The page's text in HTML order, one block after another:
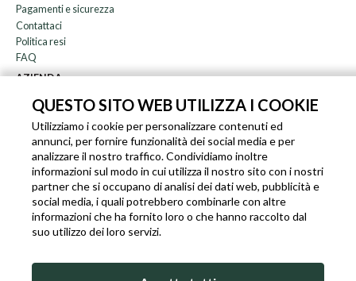
QUESTO SITO WEB UTILIZZA I COOKIE
Utilizziamo i cookie per personalizzare contenuti ed
annunci, per fornire funzionalità dei social media e per
analizzare il nostro traffico. Condividiamo inoltre
informazioni sul modo in cui utilizza il nostro sito con i nostri
partner che si occupano di analisi dei dati web, pubblicità e
social media, i quali potrebbero combinarle con altre
informazioni che ha fornito loro o che hanno raccolto dal
suo utilizzo dei loro servizi.
Pagamenti e sicurezza
Contattaci
Politica resi
FAQ
AZIENDA
Chi siamo
Blog
Affiliazione
EN IT FR DE